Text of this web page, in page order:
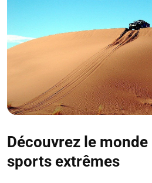
Découvrez le
sports extrêmes